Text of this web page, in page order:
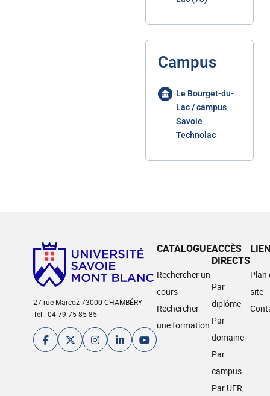
Campus
Le Bourget-du-
Lac / campus
Savoie
Technolac
27 rue Marcoz 73000 CHAMBÉRY
Tél : 04 79 75 85 85
CATALOGUE
Rechercher un
cours
Rechercher
une formation
ACCÈS
DIRECTS
Par
diplôme
Par
domaine
Par
campus
Par UFR,
Plan
site